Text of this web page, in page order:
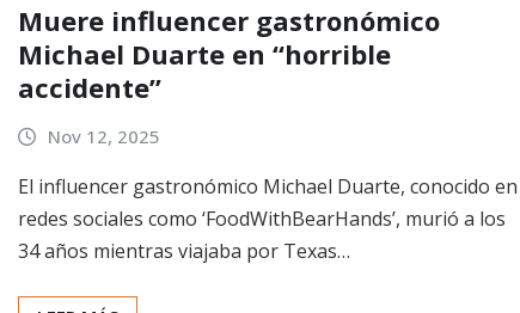
Muere influencer gastronómico
Michael Duarte en “horrible
accidente”
Nov 12, 2025
El influencer gastronómico Michael Duarte, conocido en
redes sociales como ‘FoodWithBearHands’, murió a los
34 años mientras viajaba por Texas…